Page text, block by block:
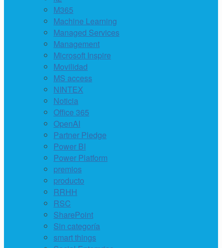
M365
Machine Learning
Managed Services
Management
Microsoft Inspire
Movilidad
MS access
NINTEX
Noticia
Office 365
OpenAI
Partner Pledge
Power BI
Power Platform
premios
producto
RRHH
RSC
SharePoint
Sin categoría
smart things